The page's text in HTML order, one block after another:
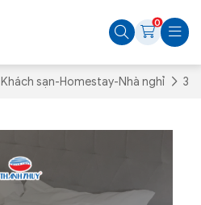
0
Khách sạn-Homestay-Nhà nghỉ 3.